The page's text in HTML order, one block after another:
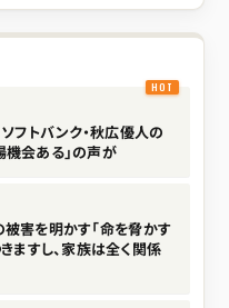
フトバンク・秋広優人の
会ある」の声が
害を明かす「命を脅かす
ますし、家族は全く関係